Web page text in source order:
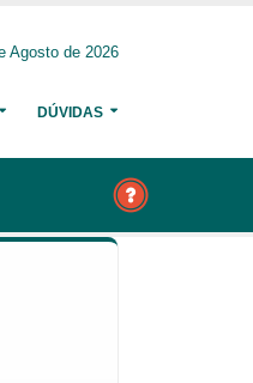
Agosto de 2026
DÚVIDAS